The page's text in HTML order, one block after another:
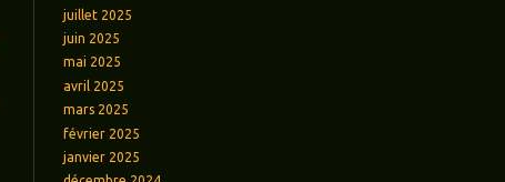
juillet 2025
juin 2025
mai 2025
avril 2025
mars 2025
février 2025
janvier 2025